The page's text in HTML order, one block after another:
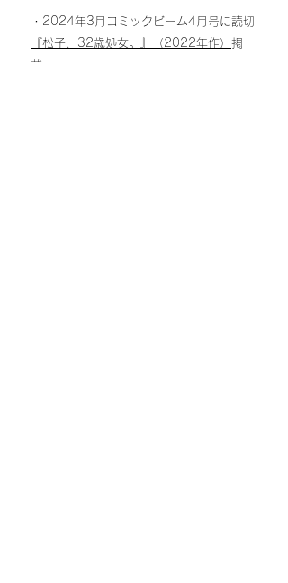
・2024年3月コミックビーム4月号に読切
『松子、32歳処女。』（2022年作） 掲
載。